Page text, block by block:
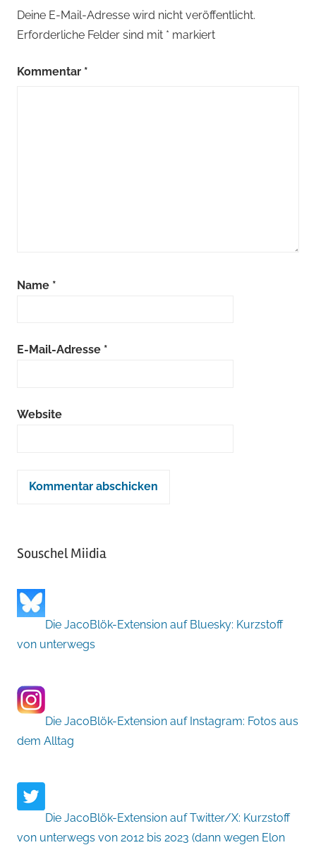
Deine E-Mail-Adresse wird nicht veröffentlicht.
Erforderliche Felder sind mit * markiert
Kommentar *
Name *
E-Mail-Adresse *
Website
Souschel Miidia
Die JacoBlök-Extension auf Bluesky: Kurzstoff
von unterwegs
Die JacoBlök-Extension auf Instagram: Fotos aus
dem Alltag
Die JacoBlök-Extension auf Twitter/X: Kurzstoff
von unterwegs von 2012 bis 2023 (dann wegen Elon